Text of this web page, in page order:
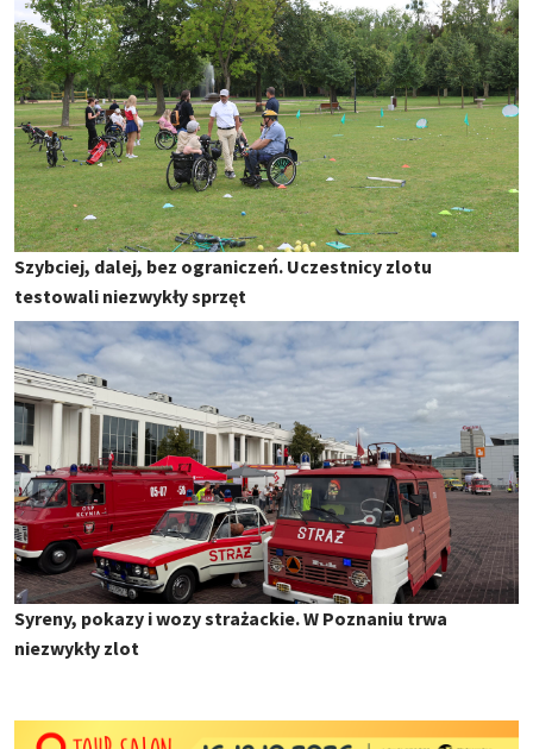
Szybciej, dalej, bez ograniczeń. Uczestnicy zlotu
testowali niezwykły sprzęt
Syreny, pokazy i wozy strażackie. W Poznaniu trwa
niezwykły zlot